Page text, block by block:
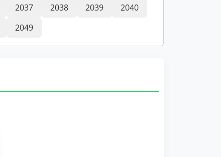
2037 2038 2039
2040
2049